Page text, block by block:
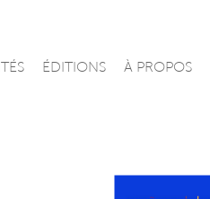
ÉDITIONS À PROPOS